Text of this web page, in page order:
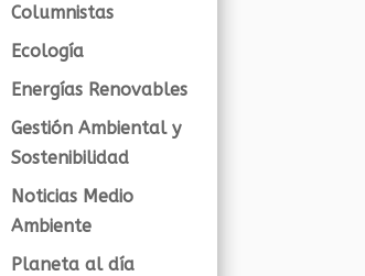
Columnistas
Ecología
Energías Renovables
Gestión Ambiental y
Sostenibilidad
Noticias Medio
Ambiente
Planeta al día